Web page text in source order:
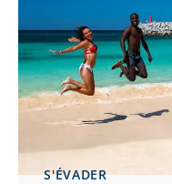
S'ÉVADER